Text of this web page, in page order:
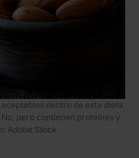
dentro de esta dieta.
pero contienen proteínas y
Adobe Stock